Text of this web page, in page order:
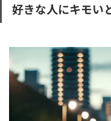
好きな人にキモい